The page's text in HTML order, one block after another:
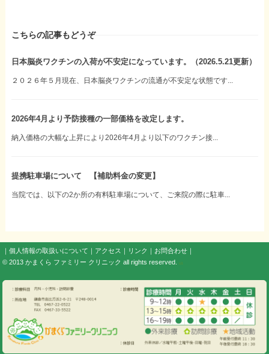
こちらの記事もどうぞ
日本脳炎ワクチンの入荷が不安定になっています。（2026.5.21更新）
２０２６年５月現在、日本脳炎ワクチンの流通が不安定な状態です...
2026年4月より予防接種の一部価格を改定します。
納入価格の大幅な上昇により2026年4月より以下のワクチン接...
提携駐車場について 【補助料金の変更】
当院では、以下の2か所の有料駐車場について、ご来院の際に駐車...
｜個人情報の取扱いについて ｜ アクセス ｜ リンク ｜ お問合わせ ｜
© 2013かまくら ファミリー クリニック all rights reserved.